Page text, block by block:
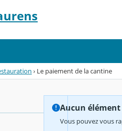
› Le paiement de la cantine
Aucun
Vous pouvez vous